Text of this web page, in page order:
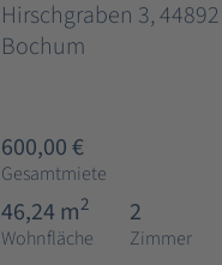
Hirschgraben 3, 44892
Bochum
600,00 €
Gesamtmiete
46,24 m2
Wohnfläche
2
Zimmer